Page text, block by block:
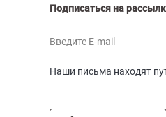
Подписаться на
Введите E-mail
Наши письма находят